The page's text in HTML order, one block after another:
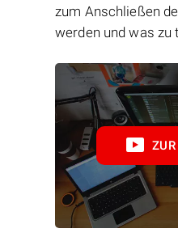
zum Anschließen
werden und was zu